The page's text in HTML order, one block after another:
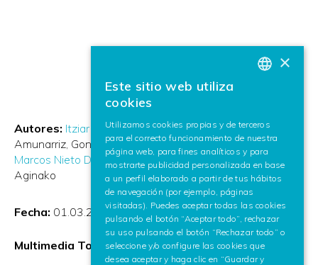
Autores: Itziar Urbieta Izquierdo
Andoni Mujika
Amunarriz Gonzalo Piérola Azanza Eider Irigoyen García
Marcos Nieto Doncel Estíbaliz Loyo Mendivil
Naiara
Aginako
Fecha: 01.03.2024
Multimedia Tools and Applications
ENGLISH
×
Este sitio web utiliza
cookies
Utilizamos cookies propias y de terceros
para el correcto funcionamiento de nuestra
página web, para fines analíticos y para
mostrarte publicidad personalizada en base
a un perfil elaborado a partir de tus hábitos
de navegación (por ejemplo, páginas
visitadas). Puedes aceptar todas las cookies
pulsando el botón “Aceptar todo”, rechazar
su uso pulsando el botón “Rechazar todo” o
seleccione y/o configure las cookies que
desea aceptar y haga clic en “Guardar y